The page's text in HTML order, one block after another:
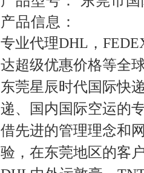
产品信息：
专业代理DHL，
达超级优惠价格等全
东莞星辰时代国际快
递、国内国际空运的
借先进的管理理念和
验，在东莞地区的客